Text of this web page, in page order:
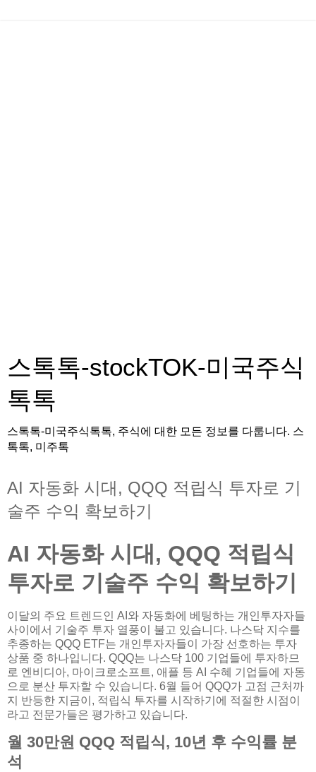
스톡톡-stockTOK-미국주식
톡톡
스톡톡-미국주식톡톡, 주식에 대한 모든 정보를 다룹니다. 스
톡톡, 미주톡
AI 자동화 시대, QQQ 적립식 투자로 기
술주 수익 확보하기
AI 자동화 시대, QQQ 적립식
투자로 기술주 수익 확보하기
이달의 주요 트렌드인 AI와 자동화에 베팅하는 개인투자자들
사이에서 기술주 투자 열풍이 불고 있습니다. 나스닥 지수를
추종하는 QQQ ETF는 개인투자자들이 가장 선호하는 투자
상품 중 하나입니다. QQQ는 나스닥 100 기업들에 투자하므
로 엔비디아, 마이크로소프트, 애플 등 AI 수혜 기업들에 자동
으로 분산 투자할 수 있습니다. 6월 들어 QQQ가 고점 근처까
지 반등한 지금이, 적립식 투자를 시작하기에 적절한 시점이
라고 전문가들은 평가하고 있습니다.
월 30만원 QQQ 적립식, 10년 후 수익률 분
석